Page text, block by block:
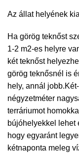
Az állat helyének
Ha görög teknőst
1-2 m2-es helyre
két teknőst
görög teknősnél is
hely, annál
négyzetméter
terráriumot
bújóhelyekkel lehet
hogy egyaránt
kétnaponta meleg